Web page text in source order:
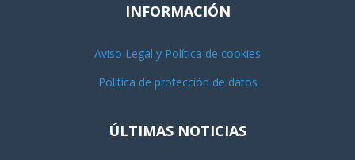
INFORMACIÓN
Aviso Legal y Política de cookies
Política de protección de datos
ÚLTIMAS NOTICIAS